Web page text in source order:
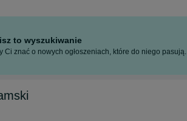
to wyszukiwanie
Ci znać o nowych ogłoszeniach, które do niego pasują.